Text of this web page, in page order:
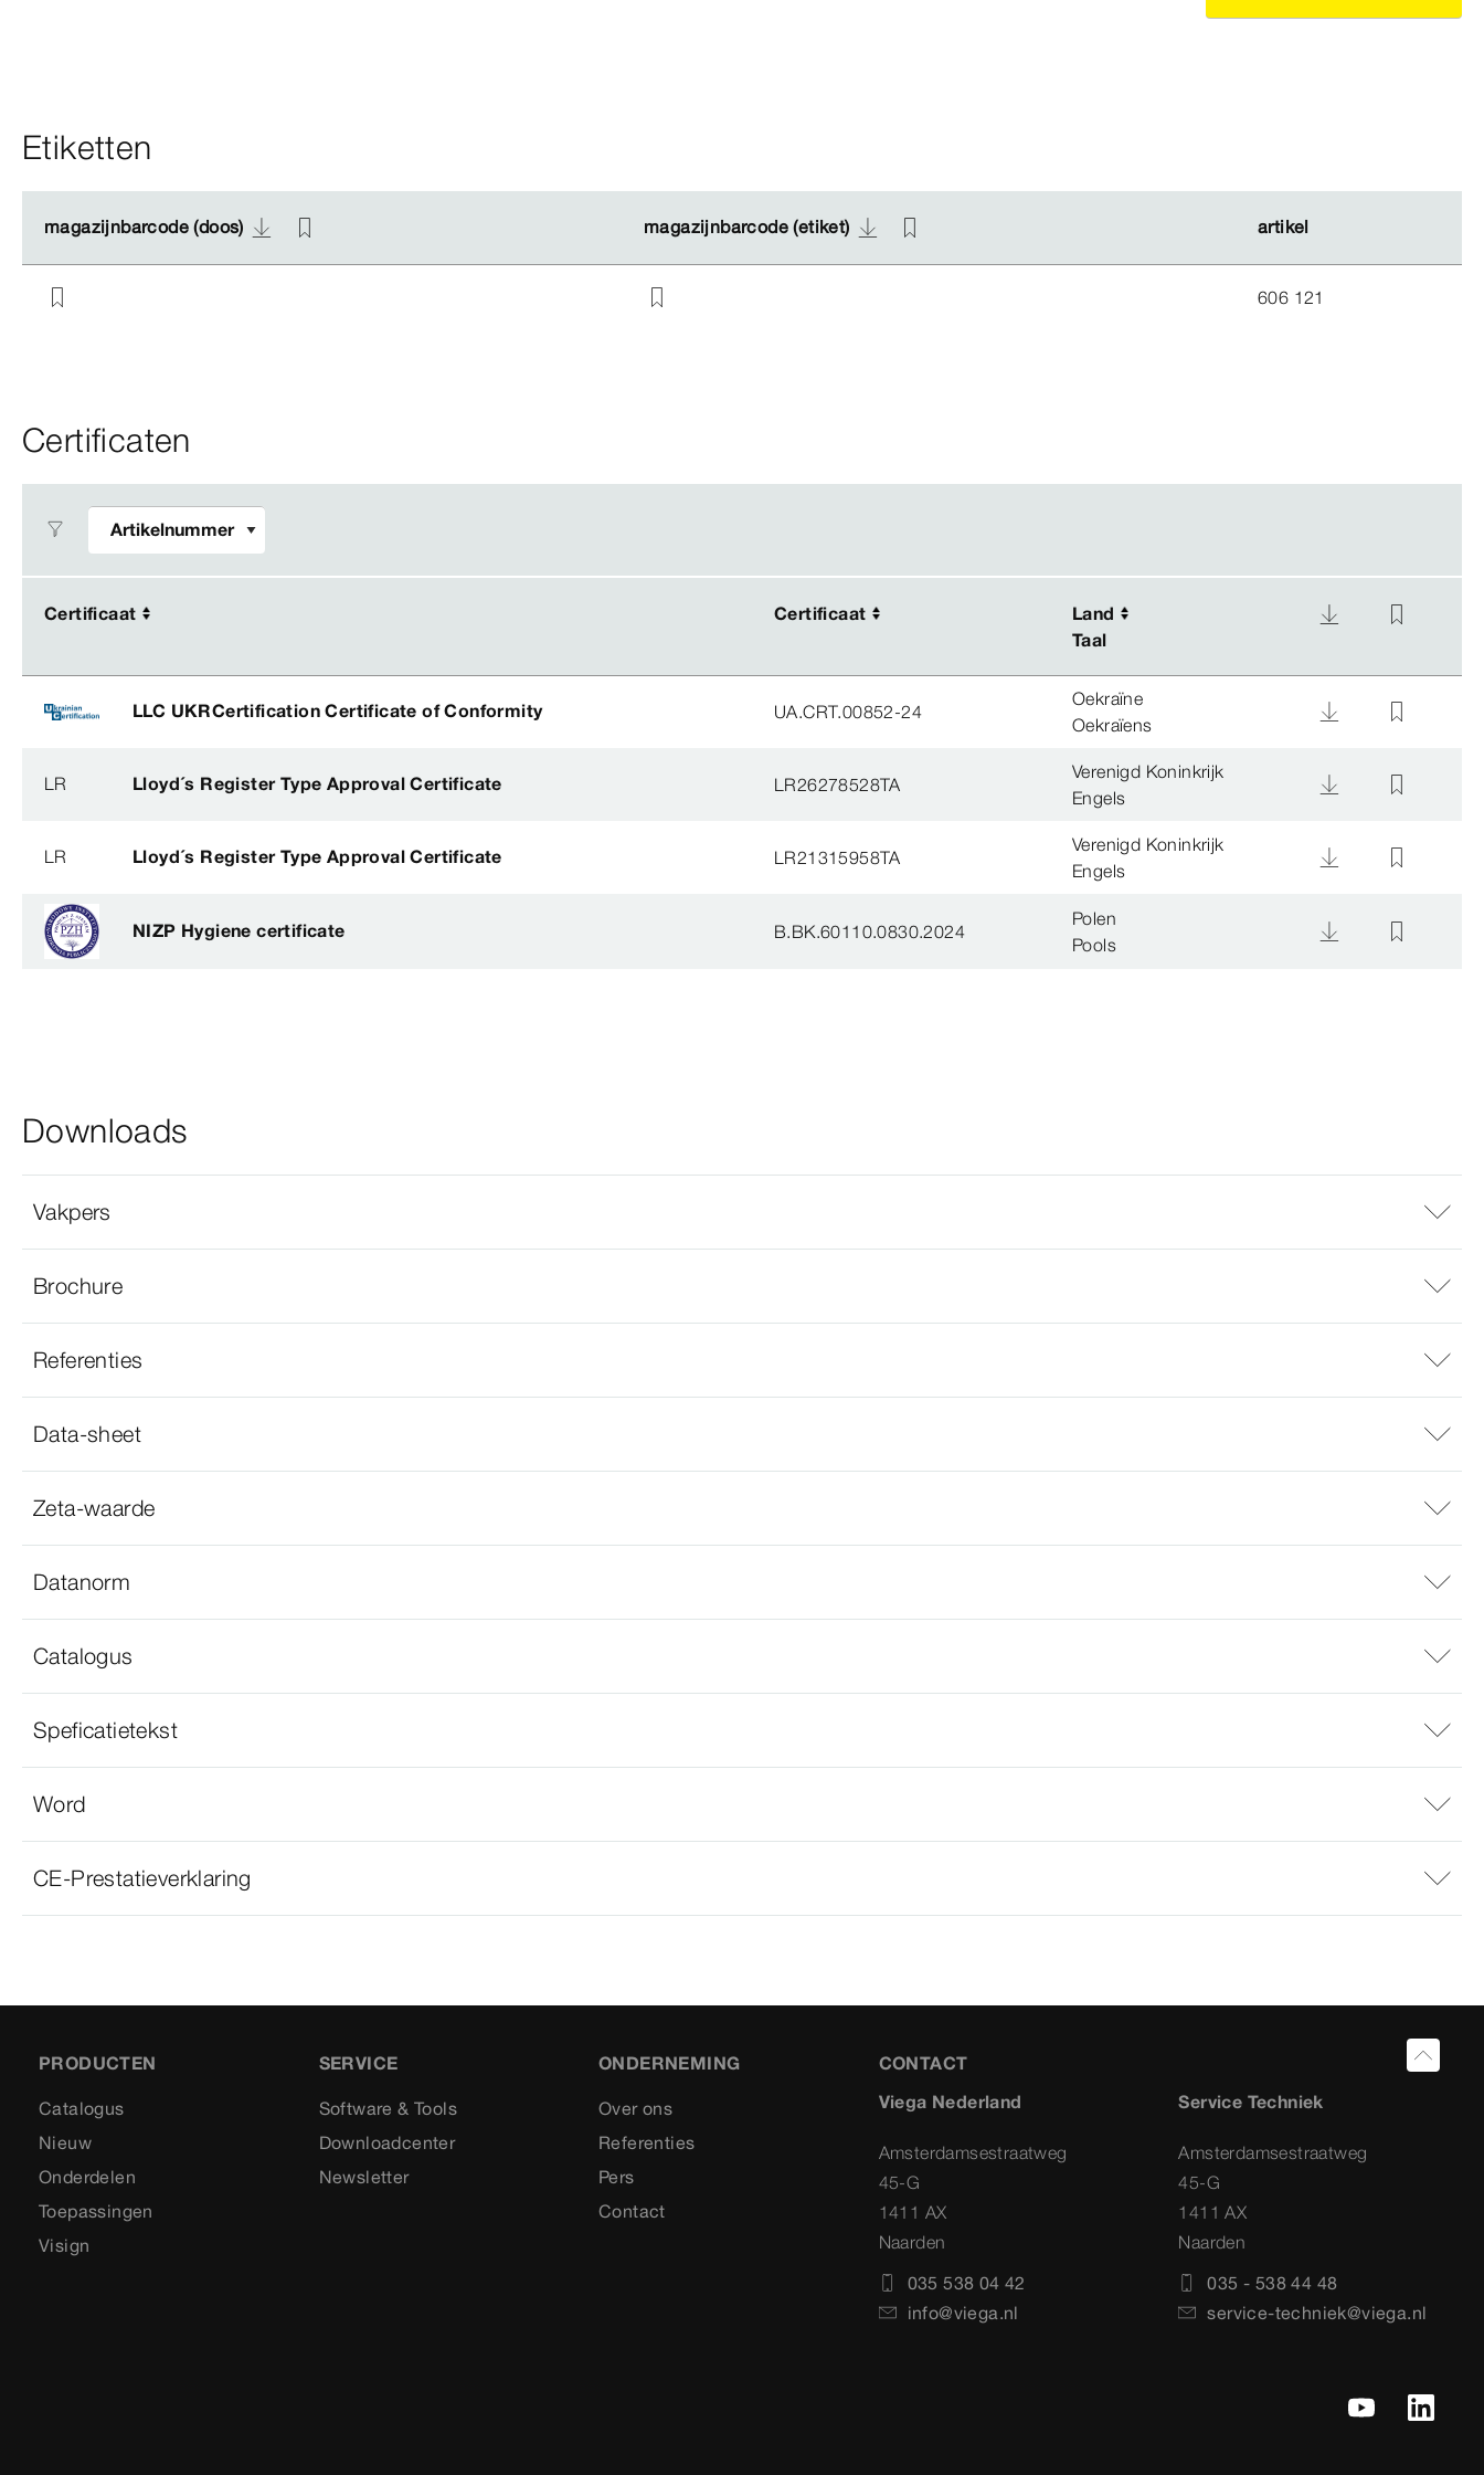
Etiketten
magazijnbarcode (doos) magazijnbarcode (etiket) artikel
magazijnbarcode (doos) magazijnbarcode (etiket) artikel
606 121
Certificaten
Certificaat Certificaat
Land
Taal
Certificaat Certificaat
Land
Taal
LLC UKRCertification Certificate of Conformity UA.CRT.00852-24
Oekraïne
Oekraïens
LR Lloyd´s Register Type Approval Certificate LR26278528TA
Verenigd Koninkrijk
Engels
LR Lloyd´s Register Type Approval Certificate LR21315958TA
Verenigd Koninkrijk
Engels
NIZP Hygiene certificate B.BK.60110.0830.2024
Polen
Pools
Downloads
Vakpers
Brochure
Referenties
Data-sheet
Zeta-waarde
Datanorm
Catalogus
Speficatietekst
Word
CE-Prestatieverklaring
PRODUCTEN
Catalogus
Nieuw
Onderdelen
Toepassingen
Visign
SERVICE
Software & Tools
Downloadcenter
Newsletter
ONDERNEMING
Over ons
Referenties
Pers
Contact
CONTACT
Viega Nederland
Amsterdamsestraatweg
45-G
1411 AX
Naarden
035 538 04 42
info@viega.nl
Service Techniek
Amsterdamsestraatweg
45-G
1411 AX
Naarden
035 - 538 44 48
service-techniek@viega.nl